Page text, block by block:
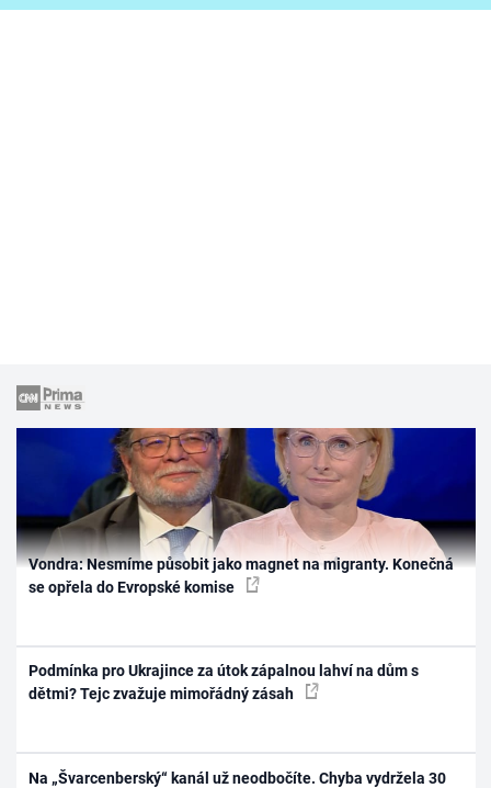
Vondra: Nesmíme působit jako magnet na migranty. Konečná
se opřela do Evropské komise
Podmínka pro Ukrajince za útok zápalnou lahví na dům s
dětmi? Tejc zvažuje mimořádný zásah
Na „Švarcenberský“ kanál už neodbočíte. Chyba vydržela 30